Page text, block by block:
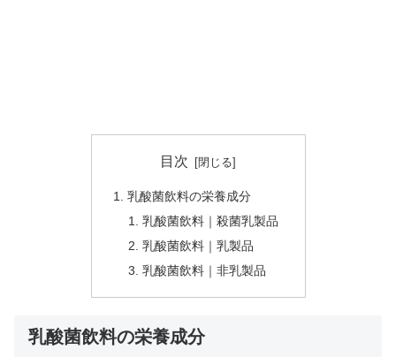
目次
乳酸菌飲料の栄養成分
乳酸菌飲料｜殺菌乳製品
乳酸菌飲料｜乳製品
乳酸菌飲料｜非乳製品
乳酸菌飲料の栄養成分